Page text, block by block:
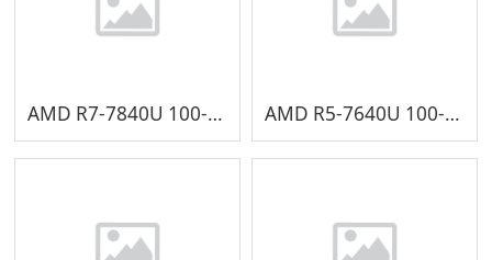
AMD R7-7840U 100-000001131 AMD R5-7640U 100-000001132